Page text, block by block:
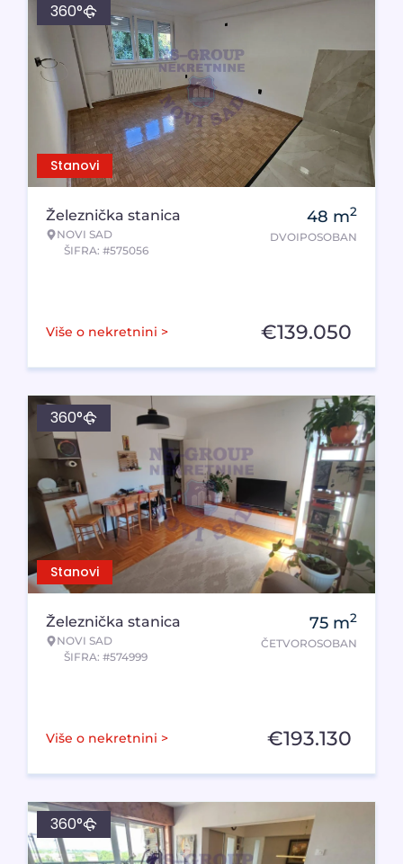
Stanovi
360°
Železnička stanica
NOVI SAD
ŠIFRA: #575056
48 m2
DVOIPOSOBAN
Više o nekretnini > €139.050
Stanovi
360°
Železnička stanica
NOVI SAD
ŠIFRA: #574999
75 m2
ČETVOROSOBAN
Više o nekretnini > €193.130
360°